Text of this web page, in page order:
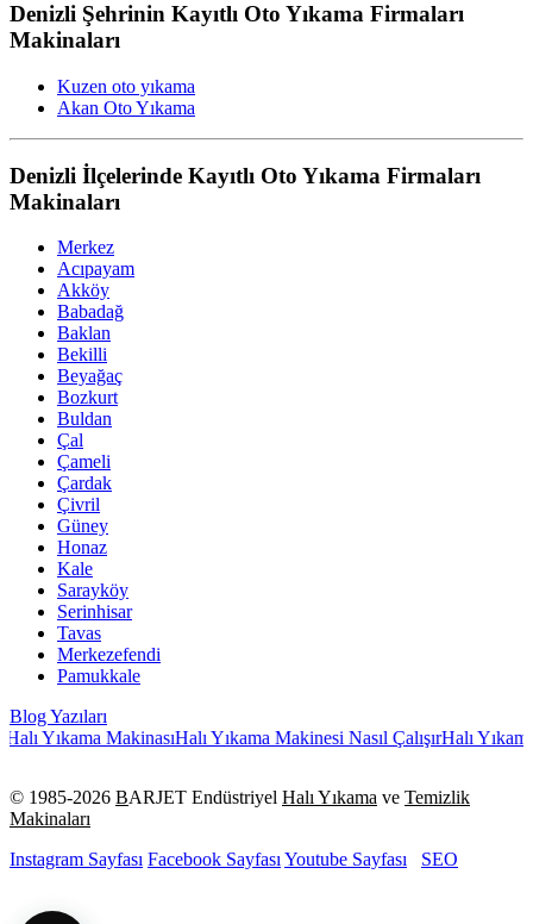
Denizli Şehrinin Kayıtlı Oto Yıkama Firmaları
Makinaları
Kuzen oto yıkama
Akan Oto Yıkama
Denizli İlçelerinde Kayıtlı Oto Yıkama Firmaları
Makinaları
Merkez
Acıpayam
Akköy
Babadağ
Baklan
Bekilli
Beyağaç
Bozkurt
Buldan
Çal
Çameli
Çardak
Çivril
Güney
Honaz
Kale
Sarayköy
Serinhisar
Tavas
Merkezefendi
Pamukkale
Blog Yazıları
Yıkama MakinasıHalı Yıkama Makinesi Nasıl ÇalışırHalı Yıkama
© 1985-2026 BARJET Endüstriyel Halı Yıkama ve Temizlik
Makinaları
Instagram Sayfası Facebook Sayfası Youtube Sayfası SEO